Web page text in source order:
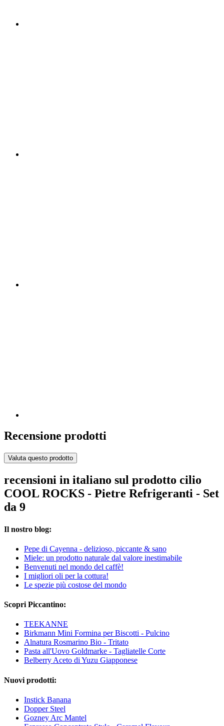
Recensione prodotti
Valuta questo prodotto
recensioni in italiano sul prodotto cilio
COOL ROCKS - Pietre Refrigeranti - Set
da 9
Il nostro blog:
Pepe di Cayenna - delizioso, piccante & sano
Miele: un prodotto naturale dal valore inestimabile
Benvenuti nel mondo del caffè!
I migliori oli per la cottura!
Le spezie più costose del mondo
Scopri Piccantino:
TEEKANNE
Birkmann Mini Formina per Biscotti - Pulcino
Alnatura Rosmarino Bio - Tritato
Pasta all'Uovo Goldmarke - Tagliatelle Corte
Belberry Aceto di Yuzu Giapponese
Nuovi prodotti:
Instick Banana
Dopper Steel
Gozney Arc Mantel